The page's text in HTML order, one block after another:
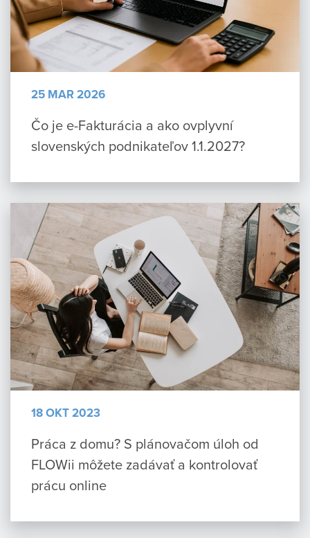
25 MAR 2026
Čo je e-Fakturácia a ako ovplyvní
slovenských podnikateľov 1.1.2027?
18 OKT 2023
Práca z domu? S plánovačom úloh od
FLOWii môžete zadávať a kontrolovať
prácu online